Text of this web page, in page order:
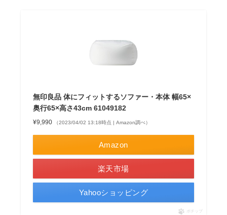
無印良品 体にフィットするソファー・本体 幅65×
奥行65×高さ43cm 61049182
¥9,990 （2023/04/02 13:18時点 | Amazon調べ）
Amazon
楽天市場
Yahooショッピング
ポチップ